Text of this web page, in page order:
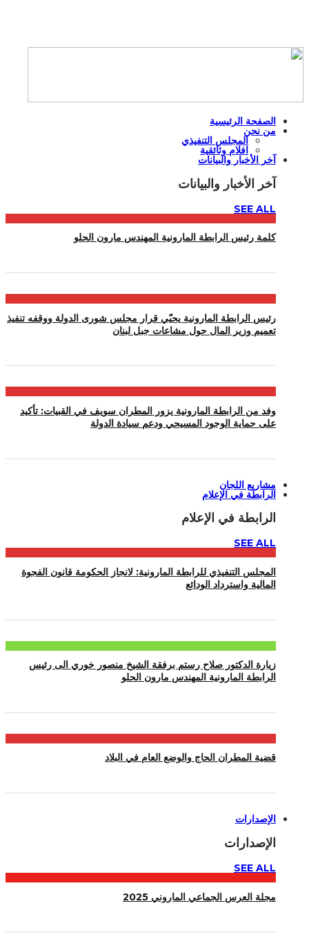
الصفحة الرئيسية
من نحن
المجلس التنفيذي
افلام وثائقية
آخر الأخبار والبيانات
آخر الأخبار والبيانات
SEE ALL
كلمة رئيس الرابطة المارونية المهندس مارون الحلو
رئيس الرابطة المارونية يحيّي قرار مجلس شورى الدولة ووقفه تنفيذ
تعميم وزير المال حول مشاعات جبل لبنان
وفد من الرابطة المارونية يزور المطران سويف في القبيات: تأكيد
على حماية الوجود المسيحي ودعم سيادة الدولة
مشاريع اللجان
الرابطة في الإعلام
الرابطة في الإعلام
SEE ALL
المجلس التنفيذي للرابطة المارونية: لانجاز الحكومة قانون الفجوة
المالية واسترداد الودائع
زيارة الدكتور صلاح رستم برفقة الشيخ منصور خوري الى رئيس
الرابطة المارونية المهندس مارون الحلو
قضية المطران الحاج والوضع العام في البلاد
الإصدارات
الإصدارات
SEE ALL
مجلة العرس الجماعي الماروني 2025